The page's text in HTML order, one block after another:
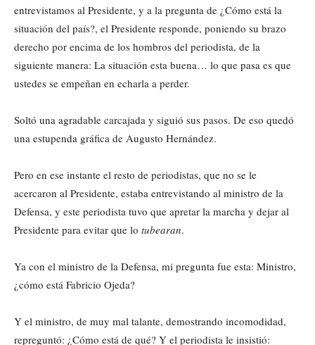
entrevistamos al Presidente, y a la pregunta de ¿Cómo está la
situación del país?, el Presidente responde, poniendo su brazo
derecho por encima de los hombros del periodista, de la
siguiente manera: La situación esta buena… lo que pasa es que
ustedes se empeñan en echarla a perder.
Soltó una agradable carcajada y siguió sus pasos. De eso quedó
una estupenda gráfica de Augusto Hernández.
Pero en ese instante el resto de periodistas, que no se le
acercaron al Presidente, estaba entrevistando al ministro de la
Defensa, y este periodista tuvo que apretar la marcha y dejar al
Presidente para evitar que lo tubearan.
Ya con el ministro de la Defensa, mi pregunta fue esta: Ministro,
¿cómo está Fabricio Ojeda?
Y el ministro, de muy mal talante, demostrando incomodidad,
repreguntó: ¿Cómo está de qué? Y el periodista le insistió: